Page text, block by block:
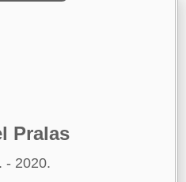
Pralas
- 2020.